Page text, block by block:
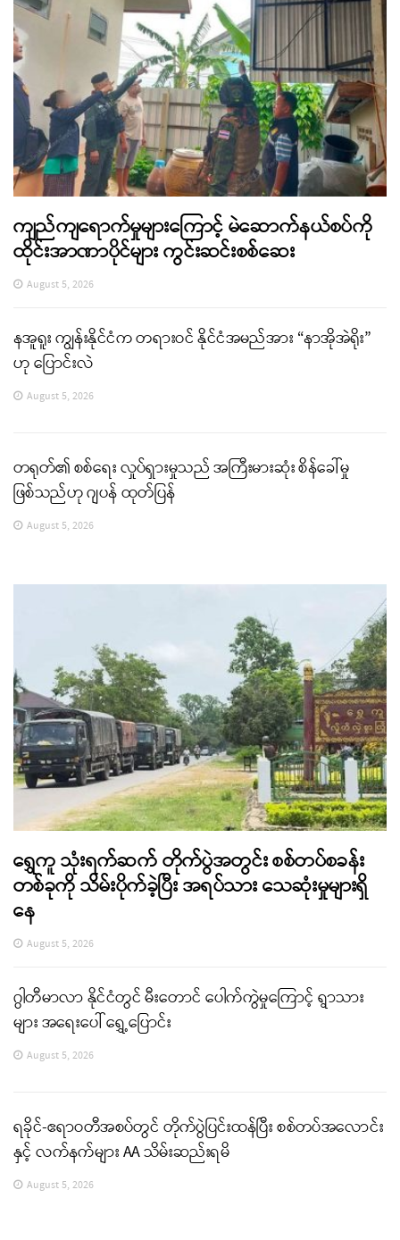
ကျည်ကျရောက်မှုများကြောင့် မဲဆောက်နယ်စပ်ကို
ထိုင်းအာဏာပိုင်များ ကွင်းဆင်းစစ်ဆေး
August 5, 2026
နအူရူး ကျွန်းနိုင်ငံက တရားဝင် နိုင်ငံအမည်အား “နာအိုအဲရိုး”
ဟု ပြောင်းလဲ
August 5, 2026
တရုတ်၏ စစ်ရေး လှုပ်ရှားမှုသည် အကြီးမားဆုံး စိန်ခေါ်မှု
ဖြစ်သည်ဟု ဂျပန် ထုတ်ပြန်
August 5, 2026
ရွှေကူ သုံးရက်ဆက် တိုက်ပွဲအတွင်း စစ်တပ်စခန်း
တစ်ခုကို သိမ်းပိုက်ခဲ့ပြီး အရပ်သား သေဆုံးမှုများရှိ
နေ
August 5, 2026
ဂွါတီမာလာ နိုင်ငံတွင် မီးတောင် ပေါက်ကွဲမှုကြောင့် ရွာသား
များ အရေးပေါ် ရွှေ့ပြောင်း
August 5, 2026
ရခိုင်-ဧရာဝတီအစပ်တွင် တိုက်ပွဲပြင်းထန်ပြီး စစ်တပ်အလောင်း
နှင့် လက်နက်များ AA သိမ်းဆည်းရမိ
August 5, 2026